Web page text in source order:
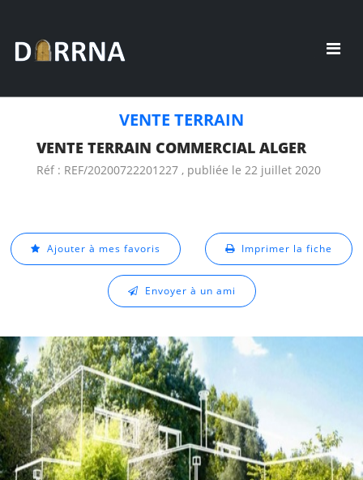
VENTE TERRAIN
VENTE TERRAIN COMMERCIAL ALGER
Réf : REF/20200722201227 , publiée le 22 juillet 2020
Ajouter à mes favoris Imprimer la fiche
Envoyer à un ami